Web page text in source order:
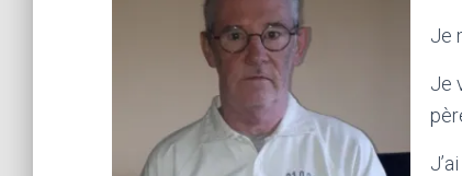
Je
Je